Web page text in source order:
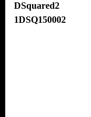
DSquared2
1DSQ150002